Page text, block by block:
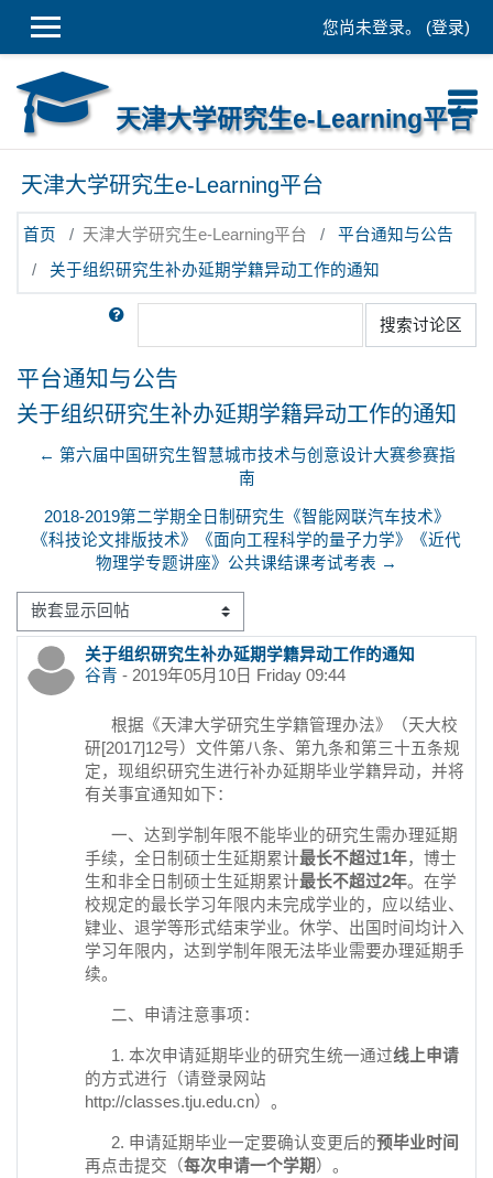
您尚未登录。 (登录)
天津大学研究生e-Learning平台
天津大学研究生e-Learning平台
首页 天津大学研究生e-Learning平台
平台通知与公告
关于组织研究生补办延期学籍异动工作的通知
搜索
搜索讨论区
平台通知与公告
关于组织研究生补办延期学籍异动工作的通知
← 第六届中国研究生智慧城市技术与创意设计大赛参赛指
南
2018-2019第二学期全日制研究生《智能网联汽车技术》
《科技论文排版技术》《面向工程科学的量子力学》《近代
物理学专题讲座》公共课结课考试考表 →
显示模式
关于组织研究生补办延期学籍异动工作的通知
谷青 - 2019年05月10日 Friday 09:44
回帖数：0
根据《天津大学研究生学籍管理办法》（天大校
研[2017]12号）文件第八条、第九条和第三十五条规
定，现组织研究生进行补办延期毕业学籍异动，并将
有关事宜通知如下：
一、达到学制年限不能毕业的研究生需办理延期
手续，全日制硕士生延期累计最长不超过1年，博士
生和非全日制硕士生延期累计最长不超过2年。在学
校规定的最长学习年限内未完成学业的，应以结业、
肄业、退学等形式结束学业。休学、出国时间均计入
学习年限内，达到学制年限无法毕业需要办理延期手
续。
二、申请注意事项：
1. 本次申请延期毕业的研究生统一通过线上申请
的方式进行（请登录网站
http://classes.tju.edu.cn）。
2. 申请延期毕业一定要确认变更后的预毕业时间
再点击提交（每次申请一个学期 ）。